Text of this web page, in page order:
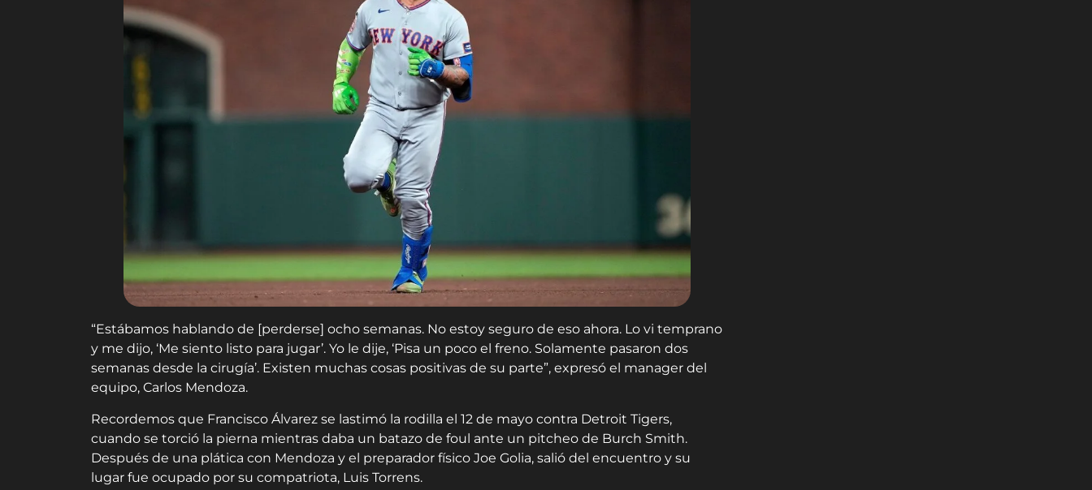
“Estábamos hablando de [perderse] ocho semanas. No estoy seguro de eso ahora. Lo vi temprano
y me dijo, ‘Me siento listo para jugar’. Yo le dije, ‘Pisa un poco el freno. Solamente pasaron dos
semanas desde la cirugía’. Existen muchas cosas positivas de su parte”, expresó el manager del
equipo, Carlos Mendoza.
Recordemos que Francisco Álvarez se lastimó la rodilla el 12 de mayo contra Detroit Tigers,
cuando se torció la pierna mientras daba un batazo de foul ante un pitcheo de Burch Smith.
Después de una plática con Mendoza y el preparador físico Joe Golia, salió del encuentro y su
lugar fue ocupado por su compatriota, Luis Torrens.